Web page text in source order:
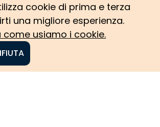
cookie di prima e terza
una migliore esperienza.
come usiamo i cookie.